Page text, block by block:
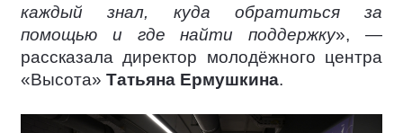
каждый знал, куда обратиться за
помощью и где найти поддержку», —
рассказала директор молодёжного центра
«Высота» Татьяна Ермушкина.